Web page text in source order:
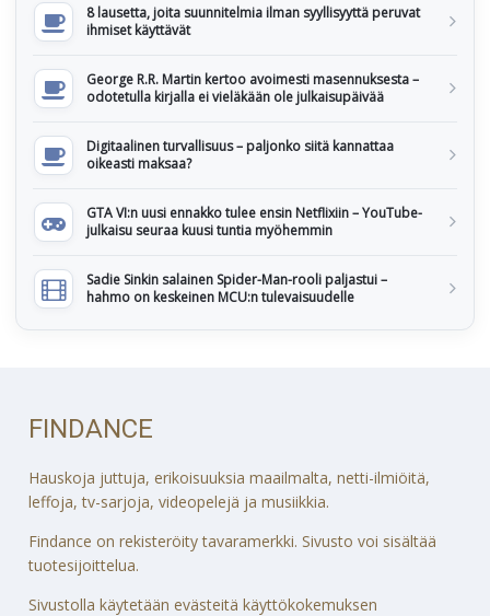
8 lausetta, joita suunnitelmia ilman syyllisyyttä peruvat
ihmiset käyttävät
George R.R. Martin kertoo avoimesti masennuksesta –
odotetulla kirjalla ei vieläkään ole julkaisupäivää
Digitaalinen turvallisuus – paljonko siitä kannattaa
oikeasti maksaa?
GTA VI:n uusi ennakko tulee ensin Netflixiin – YouTube-
julkaisu seuraa kuusi tuntia myöhemmin
Sadie Sinkin salainen Spider-Man-rooli paljastui –
hahmo on keskeinen MCU:n tulevaisuudelle
FINDANCE
Hauskoja juttuja, erikoisuuksia maailmalta, netti-ilmiöitä,
leffoja, tv-sarjoja, videopelejä ja musiikkia.
Findance on rekisteröity tavaramerkki. Sivusto voi sisältää
tuotesijoittelua.
Sivustolla käytetään evästeitä käyttökokemuksen